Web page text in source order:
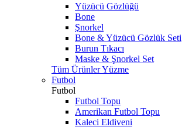
Yüzücü Gözlüğü
Bone
Şnorkel
Bone & Yüzücü Gözlük Seti
Burun Tıkacı
Maske & Şnorkel Set
Tüm Ürünler Yüzme
Futbol
Futbol
Futbol Topu
Amerikan Futbol Topu
Kaleci Eldiveni